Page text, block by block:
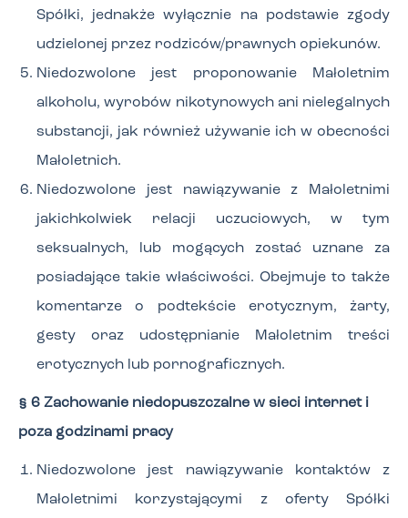
Spółki, jednakże wyłącznie na podstawie zgody
udzielonej przez rodziców/prawnych opiekunów.
Niedozwolone jest proponowanie Małoletnim
alkoholu, wyrobów nikotynowych ani nielegalnych
substancji, jak również używanie ich w obecności
Małoletnich.
Niedozwolone jest nawiązywanie z Małoletnimi
jakichkolwiek relacji uczuciowych, w tym
seksualnych, lub mogących zostać uznane za
posiadające takie właściwości. Obejmuje to także
komentarze o podtekście erotycznym, żarty,
gesty oraz udostępnianie Małoletnim treści
erotycznych lub pornograficznych.
§ 6 Zachowanie niedopuszczalne w sieci internet i
poza godzinami pracy
Niedozwolone jest nawiązywanie kontaktów z
Małoletnimi korzystającymi z oferty Spółki